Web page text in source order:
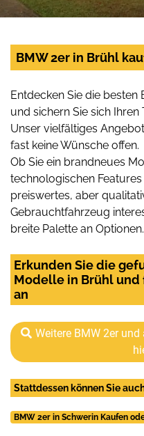
BMW 2er in Brühl
Entdecken Sie die
und sichern Sie sich Ihren
Unser vielfältiges
fast keine Wünsche offen.
Ob Sie ein brandneues
technologischen
preiswertes, aber
Gebrauchtfahrzeug
breite Palette an Optionen.
Erkunden Sie die
Modelle in Brühl und
an
Weitere BMW 2er
Stattdessen können Sie
BMW 2er in Schwerin Kaufen